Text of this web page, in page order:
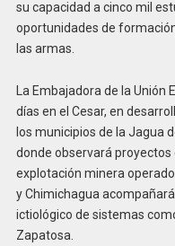
su capacidad a cinco mil
oportunidades de
las armas.
La Embajadora de la
días en el Cesar, en
los municipios de la Jagua
donde observará proyectos
explotación minera
y Chimichagua
ictiológico de sistemas
Zapatosa.